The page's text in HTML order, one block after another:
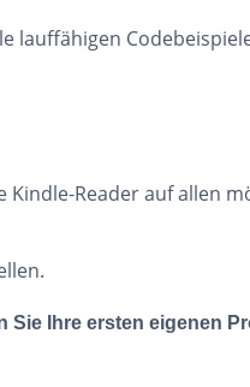
lauffähigen
Reader auf allen
Sie Ihre ersten eigenen